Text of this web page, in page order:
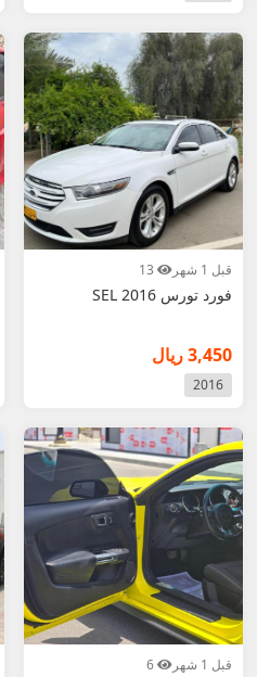
قبل 1 شهر
فورد تورس SEL 2016
3,450 ريال
2016
قبل 1 شهر